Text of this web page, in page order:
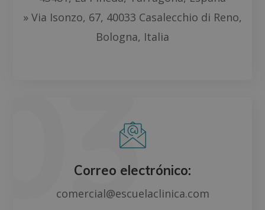
» Via Isonzo, 67, 40033 Casalecchio di Reno,
Bologna, Italia
Correo electrónico:
comercial@escuelaclinica.com